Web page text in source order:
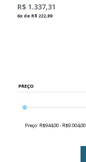
R$ 1.337,31
6x de R$ 222,89
PREÇO
Preço: R$944,00 - R$9.004,00